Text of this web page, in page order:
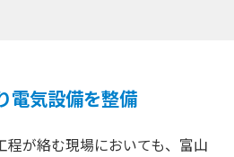
電気設備を整備
が絡む現場においても、富山